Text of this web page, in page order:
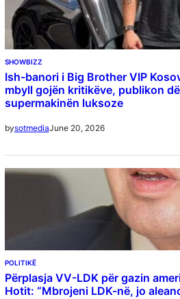
SHOWBIZZ
Ish-banori i Big Brother VIP
mbyll gojën kritikëve, publikon
supermakinën luksoze
bysotmediaJune 20, 2026
POLITIKË
Përplasja VV-LDK për gazin
Hotit: “Mbrojeni LDK-në, jo